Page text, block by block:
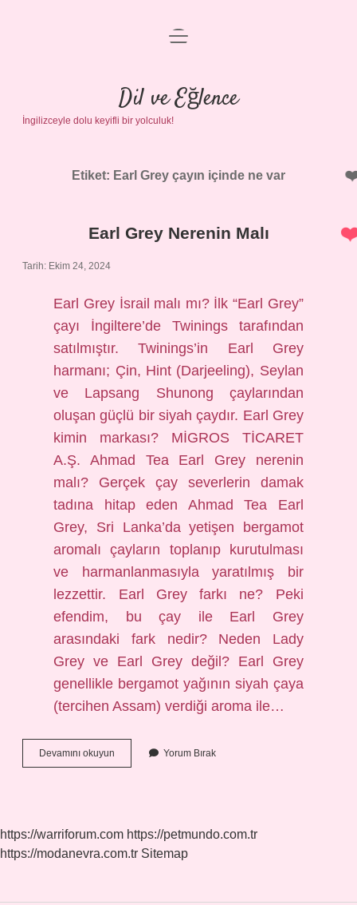
Anasayfa
Gizlilik Politikası
Yasal Uyarı
menüyü
Dil ve Eğlence
İngilizceyle dolu keyifli bir yolculuk!
Etiket: Earl Grey çayın içinde ne var
Earl Grey Nerenin Malı
Tarih: Ekim 24, 2024
Earl Grey İsrail malı mı? İlk “Earl Grey”
çayı İngiltere’de Twinings tarafından
satılmıştır. Twinings’in Earl Grey
harmanı; Çin, Hint (Darjeeling), Seylan
ve Lapsang Shunong çaylarından
oluşan güçlü bir siyah çaydır. Earl Grey
kimin markası? MİGROS TİCARET
A.Ş. Ahmad Tea Earl Grey nerenin
malı? Gerçek çay severlerin damak
tadına hitap eden Ahmad Tea Earl
Grey, Sri Lanka’da yetişen bergamot
aromalı çayların toplanıp kurutulması
ve harmanlanmasıyla yaratılmış bir
lezzettir. Earl Grey farkı ne? Peki
efendim, bu çay ile Earl Grey
arasındaki fark nedir? Neden Lady
Grey ve Earl Grey değil? Earl Grey
genellikle bergamot yağının siyah çaya
(tercihen Assam) verdiği aroma ile…
Devamını okuyun
Grey
Yorum Bırak
https://warriforum.com https://petmundo.com.tr
https://modanevra.com.tr Sitemap